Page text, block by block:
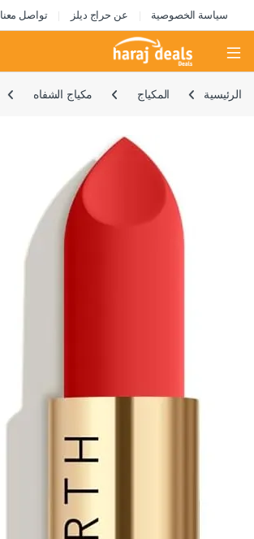
سياسة الخصوصية عن حراج ديلز تواصل معنا
Open
الرئيسية المكياج مكياج الشفاه